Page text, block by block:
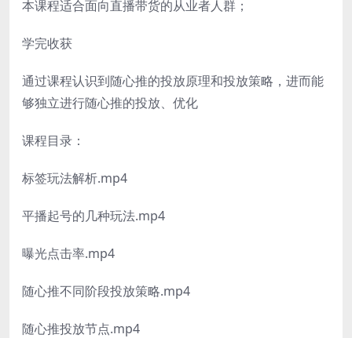
本课程适合面向直播带货的从业者人群；
学完收获
通过课程认识到随心推的投放原理和投放策略，进而能
够独立进行随心推的投放、优化
课程目录：
标签玩法解析.mp4
平播起号的几种玩法.mp4
曝光点击率.mp4
随心推不同阶段投放策略.mp4
随心推投放节点.mp4